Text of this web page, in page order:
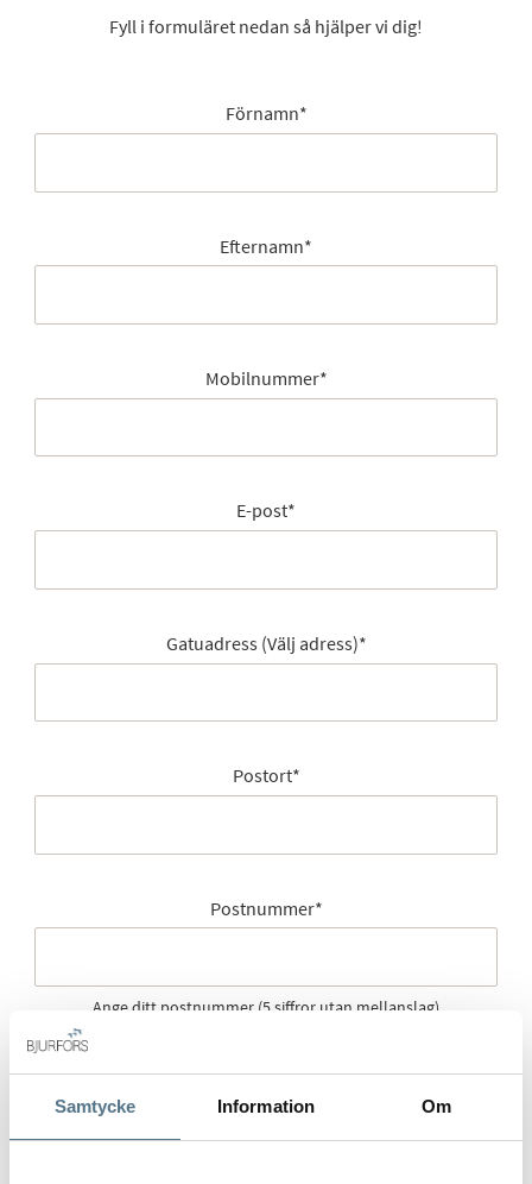
Samtycke Information Om
Fyll i formuläret nedan så hjälper vi dig!
Förnamn*
Efternamn*
Mobilnummer*
E-post*
Gatuadress (Välj adress)*
Postort*
Postnummer*
Ange ditt postnummer (5 siffror utan mellanslag)